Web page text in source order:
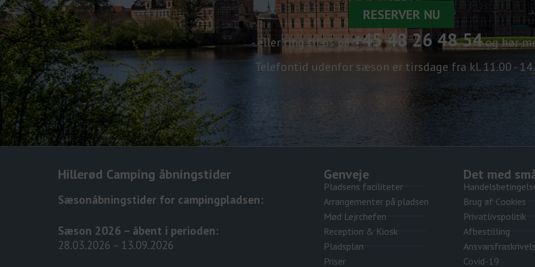
RESERVER NU
- eller ring til os på+45 48 26 48 54og hør
Telefontid udenfor sæson er tirsdage fra kl. 11.00 -
Hillerød Camping åbningstider
Sæsonåbningstider for campingpladsen:
Sæson 2026 – åbent i perioden:
28.03.2026 – 13.09.2026
Genveje
Pladsens faciliteter
Arrangementer på pladsen
Mød Lejrchefen
Reception & Kiosk
Pladsplan
Priser
Det med
Brug af Cookies
Privatlivspolitik
Afbestilling
Covid-19